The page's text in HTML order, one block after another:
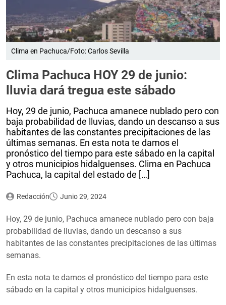
Clima en Pachuca/Foto: Carlos Sevilla
Clima Pachuca HOY 29 de junio:
lluvia dará tregua este sábado
Hoy, 29 de junio, Pachuca amanece nublado pero con
baja probabilidad de lluvias, dando un descanso a sus
habitantes de las constantes precipitaciones de las
últimas semanas. En esta nota te damos el
pronóstico del tiempo para este sábado en la capital
y otros municipios hidalguenses. Clima en Pachuca
Pachuca, la capital del estado de […]
Redacción Junio 29, 2024
Hoy, 29 de junio, Pachuca amanece nublado pero con baja
probabilidad de lluvias, dando un descanso a sus
habitantes de las constantes precipitaciones de las últimas
semanas.
En esta nota te damos el pronóstico del tiempo para este
sábado en la capital y otros municipios hidalguenses.